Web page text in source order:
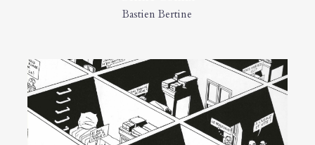
Bastien Bertine